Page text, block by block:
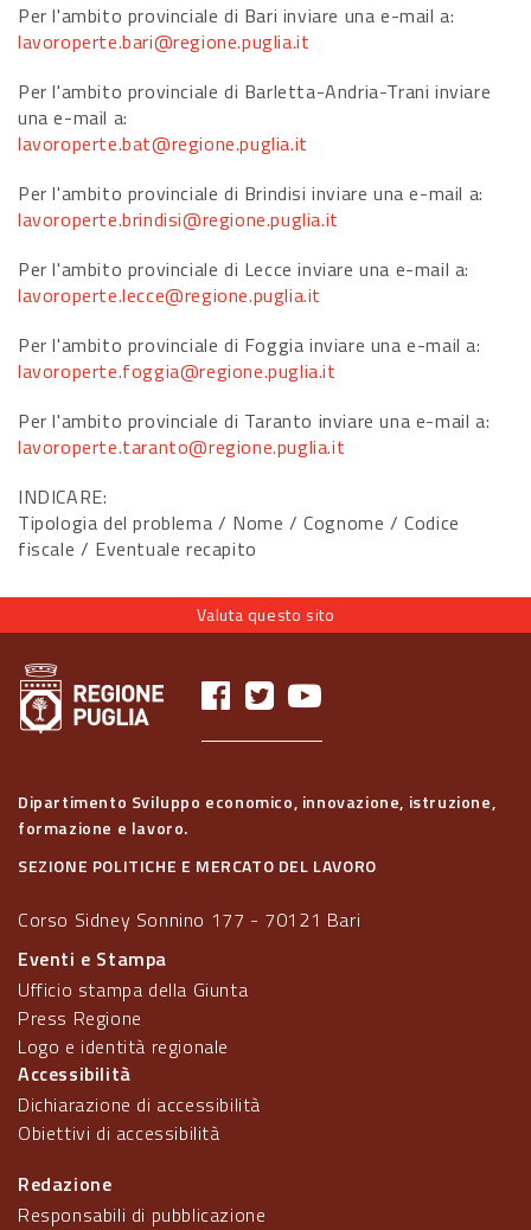
Per l'ambito provinciale di Bari inviare una e-mail a:
lavoroperte.bari@regione.puglia.it
Per l'ambito provinciale di Barletta-Andria-Trani inviare
una e-mail a:
lavoroperte.bat@regione.puglia.it
Per l'ambito provinciale di Brindisi inviare una e-mail a:
lavoroperte.brindisi@regione.puglia.it
Per l'ambito provinciale di Lecce inviare una e-mail a:
lavoroperte.lecce@regione.puglia.it
Per l'ambito provinciale di Foggia inviare una e-mail a:
lavoroperte.foggia@regione.puglia.it
Per l'ambito provinciale di Taranto inviare una e-mail a:
lavoroperte.taranto@regione.puglia.it
INDICARE:
Tipologia del problema / Nome / Cognome / Codice
fiscale / Eventuale recapito
Valuta questo sito
Dipartimento Sviluppo economico, innovazione, istruzione,
formazione e lavoro.
SEZIONE POLITICHE E MERCATO DEL LAVORO
Corso Sidney Sonnino 177 - 70121 Bari
Eventi e Stampa
Ufficio stampa della Giunta
Press Regione
Logo e identità regionale
Accessibilità
Dichiarazione di accessibilità
Obiettivi di accessibilità
Redazione
Responsabili di pubblicazione